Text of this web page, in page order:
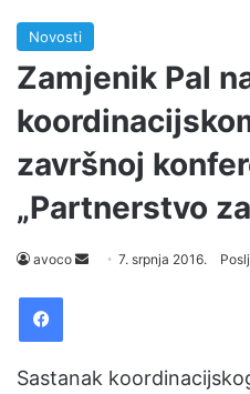
Novosti
Zamjenik Pal
završnoj
„Partnerstvo
avoco 7. srpnja 2016.
Sastanak